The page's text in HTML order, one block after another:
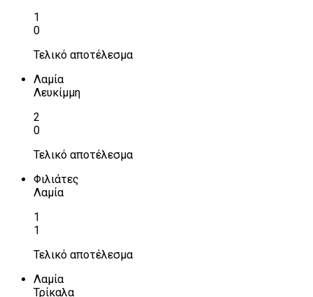
1
0
Τελικό αποτέλεσμα
Λαμία
Λευκίμμη
2
0
Τελικό αποτέλεσμα
Φιλιάτες
Λαμία
1
1
Τελικό αποτέλεσμα
Λαμία
Τρίκαλα